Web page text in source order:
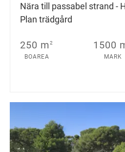
Nära till passabel strand -
Plan trädgård
250 m2
BOAREA
1500
MARK